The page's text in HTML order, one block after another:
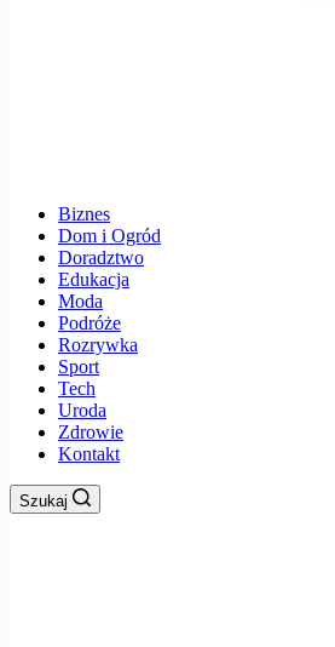
Biznes
Dom i Ogród
Doradztwo
Edukacja
Moda
Podróże
Rozrywka
Sport
Tech
Uroda
Zdrowie
Kontakt
Szukaj